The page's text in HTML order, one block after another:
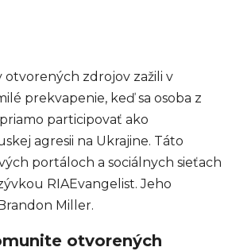
otvorených zdrojov zažili v
prekvapenie, keď sa osoba z
participovať ako
agresii na Ukrajine. Táto
portáloch a sociálnych sieťach
RIAEvangelist. Jeho
Miller.
otvorených